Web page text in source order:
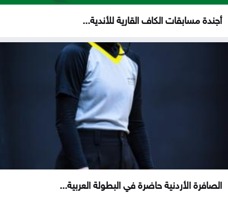
أجندة مسابقات الكاف القارية للأندية...
الصافرة الأردنية حاضرة في البطولة العربية...